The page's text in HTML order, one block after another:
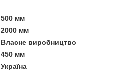
500 мм
2000 мм
Власне виробництво
450 мм
Україна